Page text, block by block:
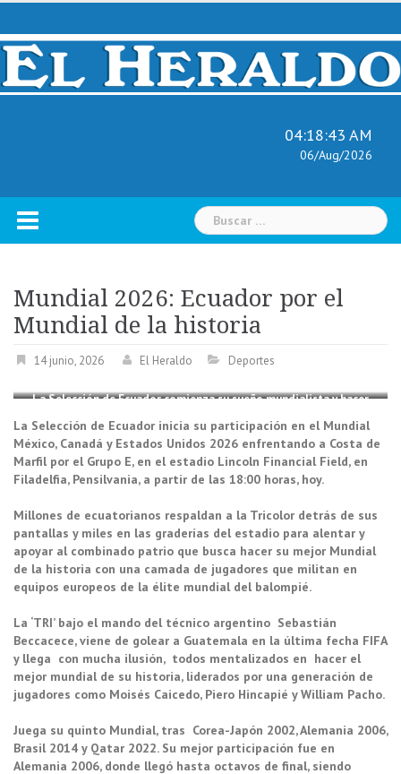
Skip
content
04:18:44 AM
06/Aug/2026
Buscar:
Mundial 2026: Ecuador por el
Mundial de la historia
14 junio, 2026 El Heraldo Deportes
La Selección de Ecuador comienza su sueño mundialista y hacer
Costa de Marfil, hoy. (Foto Depor)
La Selección de Ecuador inicia su participación en el Mundial
México, Canadá y Estados Unidos 2026 enfrentando a Costa de
Marfil por el Grupo E, en el estadio Lincoln Financial Field, en
Filadelfia, Pensilvania, a partir de las 18:00 horas, hoy.
Millones de ecuatorianos respaldan a la Tricolor detrás de sus
pantallas y miles en las graderías del estadio para alentar y
apoyar al combinado patrio que busca hacer su mejor Mundial
de la historia con una camada de jugadores que militan en
equipos europeos de la élite mundial del balompié.
La ‘TRI’ bajo el mando del técnico argentino Sebastián
Beccacece, viene de golear a Guatemala en la última fecha FIFA
y llega con mucha ilusión, todos mentalizados en hacer el
mejor mundial de su historia, liderados por una generación de
jugadores como Moisés Caicedo, Piero Hincapié y William Pacho.
Juega su quinto Mundial, tras Corea-Japón 2002, Alemania 2006,
Brasil 2014 y Qatar 2022. Su mejor participación fue en
Alemania 2006, donde llegó hasta octavos de final, siendo